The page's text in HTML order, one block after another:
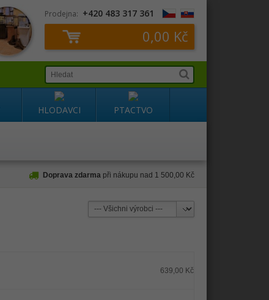
Prodejna: +420 483 317 361
0,00 Kč
HLODAVCI PTACTVO
Doprava zdarma při nákupu nad 1 500,00 Kč
639,00 Kč